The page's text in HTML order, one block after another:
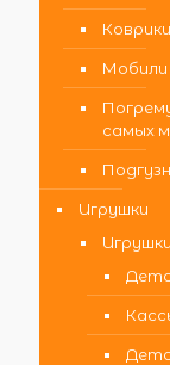
Мобили
самых
Игрушки